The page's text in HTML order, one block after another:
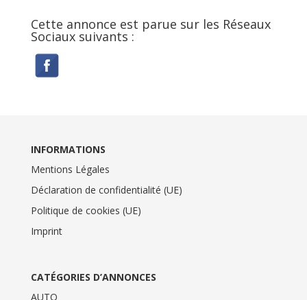
Cette annonce est parue sur les Réseaux
Sociaux suivants :
INFORMATIONS
Mentions Légales
Déclaration de confidentialité (UE)
Politique de cookies (UE)
Imprint
CATÉGORIES D’ANNONCES
AUTO